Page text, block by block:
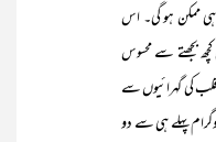
ممکن ہو گی۔ اس
بجھتے سے محسوس
کی گہرائیوں سے
پہلے ہی سے دو